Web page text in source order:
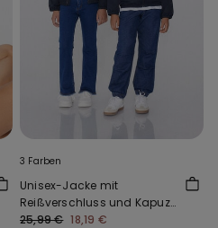
3 Farben
Unisex-Jacke mit
Reißverschluss und Kapuze
aus Funktionsgewebe für
25,99 € 18,19 €